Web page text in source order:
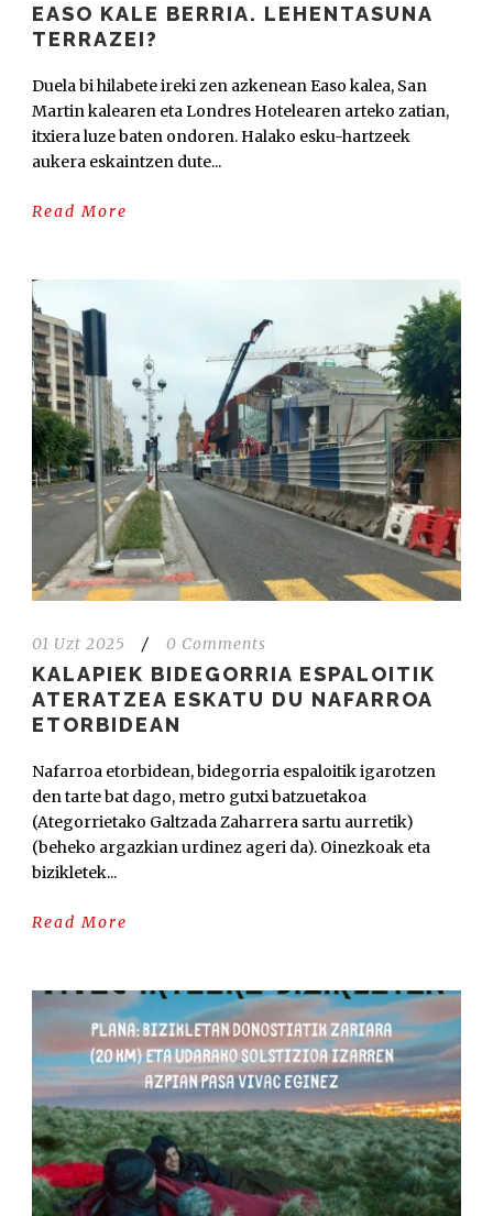
EASO KALE BERRIA. LEHENTASUNA
TERRAZEI?
Duela bi hilabete ireki zen azkenean Easo kalea, San
Martin kalearen eta Londres Hotelearen arteko zatian,
itxiera luze baten ondoren. Halako esku-hartzeek
aukera eskaintzen dute...
Read More
01 Uzt 2025 / 0 Comments
KALAPIEK BIDEGORRIA ESPALOITIK
ATERATZEA ESKATU DU NAFARROA
ETORBIDEAN
Nafarroa etorbidean, bidegorria espaloitik igarotzen
den tarte bat dago, metro gutxi batzuetakoa
(Ategorrietako Galtzada Zaharrera sartu aurretik)
(beheko argazkian urdinez ageri da). Oinezkoak eta
bizikletek...
Read More